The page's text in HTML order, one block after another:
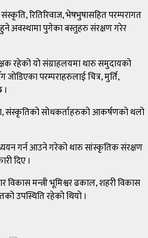
रितिरिवाज, भेषभुषासहित परम्परागत
अवस्थामा पुगेका बस्तुहरु संरक्षण गरेर
रहेको यो संग्राहलयमा थारु समुदायको
परम्पराहरुलाई चित्र, मुर्ति,
संस्कृतिको सोधकर्ताहरुको आकर्षणको थलो
गर्न आउने गरेको थारु सांस्कृतिक संरक्षण
दिए ।
विकास मन्त्री भूमिश्वर ढकाल, शहरी विकास
उपस्थिति रहेको थियो ।